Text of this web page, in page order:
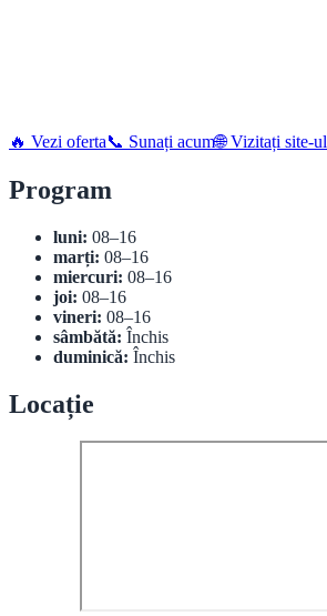
🔥 Vezi oferta📞 Sunați acum🌐 Vizitați site-ul
Program
luni: 08–16
marți: 08–16
miercuri: 08–16
joi: 08–16
vineri: 08–16
sâmbătă: Închis
duminică: Închis
Locație